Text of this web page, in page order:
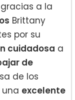
a la
Brittany
por su
cuidadosa a
de
de los
una excelente